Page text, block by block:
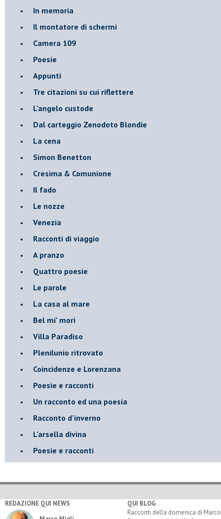
In memoria
Il montatore di schermi
Camera 109
Poesie
Appunti
Tre citazioni su cui riflettere
L'angelo custode
Dal carteggio Zenodoto Blondie
La cena
Simon Benetton
Cresima & Comunione
Il fado
Le nozze
Venezia
Racconti di viaggio
A pranzo
Quattro poesie
Le parole
La casa al mare
Bel mi' morì
Villa Paradiso
Plenilunio ritrovato
Coincidenze e Lorenzana
Poesie e racconti
Un racconto ed una poesia
Racconto d'inverno
​L'arsella divina
Poesie e racconti
REDAZIONE QUI NEWS
QUI BLOG
Racconti della domenica di